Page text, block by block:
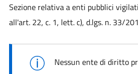
Sezione relativa a enti pubblici
all'art. 22, c. 1, lett. c), d.lgs. n. 33/
Nessun ente di diritto